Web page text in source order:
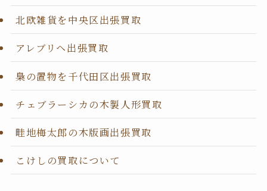
北欧雑貨を中央区出張買取
アレブリヘ出張買取
梟の置物を千代田区出張買取
チェブラーシカの木製人形買取
畦地梅太郎の木版画出張買取
こけしの買取について